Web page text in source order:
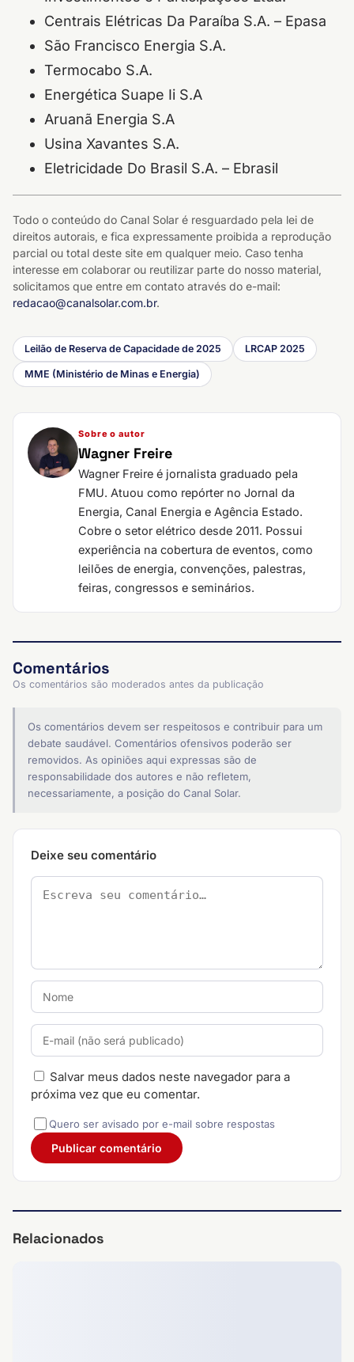
Centrais Elétricas Da Paraíba S.A. – Epasa
São Francisco Energia S.A.
Termocabo S.A.
Energética Suape Ii S.A
Aruanã Energia S.A
Usina Xavantes S.A.
Eletricidade Do Brasil S.A. – Ebrasil
Todo o conteúdo do Canal Solar é resguardado pela lei de
direitos autorais, e fica expressamente proibida a reprodução
parcial ou total deste site em qualquer meio. Caso tenha
interesse em colaborar ou reutilizar parte do nosso material,
solicitamos que entre em contato através do e-mail:
redacao@canalsolar.com.br.
Leilão de Reserva de Capacidade de 2025 LRCAP 2025
MME (Ministério de Minas e Energia)
Sobre o autor
Wagner Freire
Wagner Freire é jornalista graduado pela
FMU. Atuou como repórter no Jornal da
Energia, Canal Energia e Agência Estado.
Cobre o setor elétrico desde 2011. Possui
experiência na cobertura de eventos, como
leilões de energia, convenções, palestras,
feiras, congressos e seminários.
Comentários
Os comentários são moderados antes da publicação
Os comentários devem ser respeitosos e contribuir para um
debate saudável. Comentários ofensivos poderão ser
removidos. As opiniões aqui expressas são de
responsabilidade dos autores e não refletem,
necessariamente, a posição do Canal Solar.
Deixe seu comentário
Salvar meus dados neste navegador para a
próxima vez que eu comentar.
Quero ser avisado por e-mail sobre respostas
Relacionados